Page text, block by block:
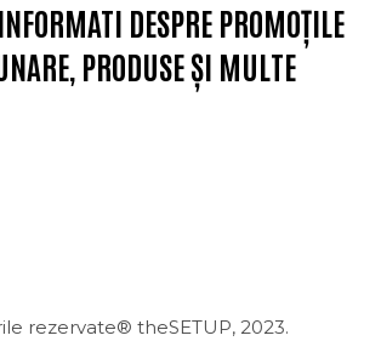
DESPRE PROMOȚILE
PRODUSE ȘI MULTE
rezervate® theSETUP, 2023.